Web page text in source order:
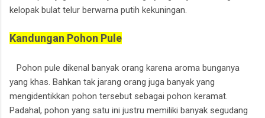
kelopak bulat telur berwarna putih kekuningan.
Kandungan Pohon Pule
Pohon pule dikenal banyak orang karena aroma bunganya
yang khas. Bahkan tak jarang orang juga banyak yang
mengidentikkan pohon tersebut sebagai pohon keramat.
Padahal, pohon yang satu ini justru memiliki banyak segudang